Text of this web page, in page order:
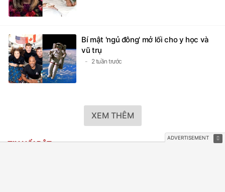
Bí mật 'ngủ đông' mở lối cho y học và
vũ trụ
2 tuần trước
XEM THÊM
TIN NỔI BẬT